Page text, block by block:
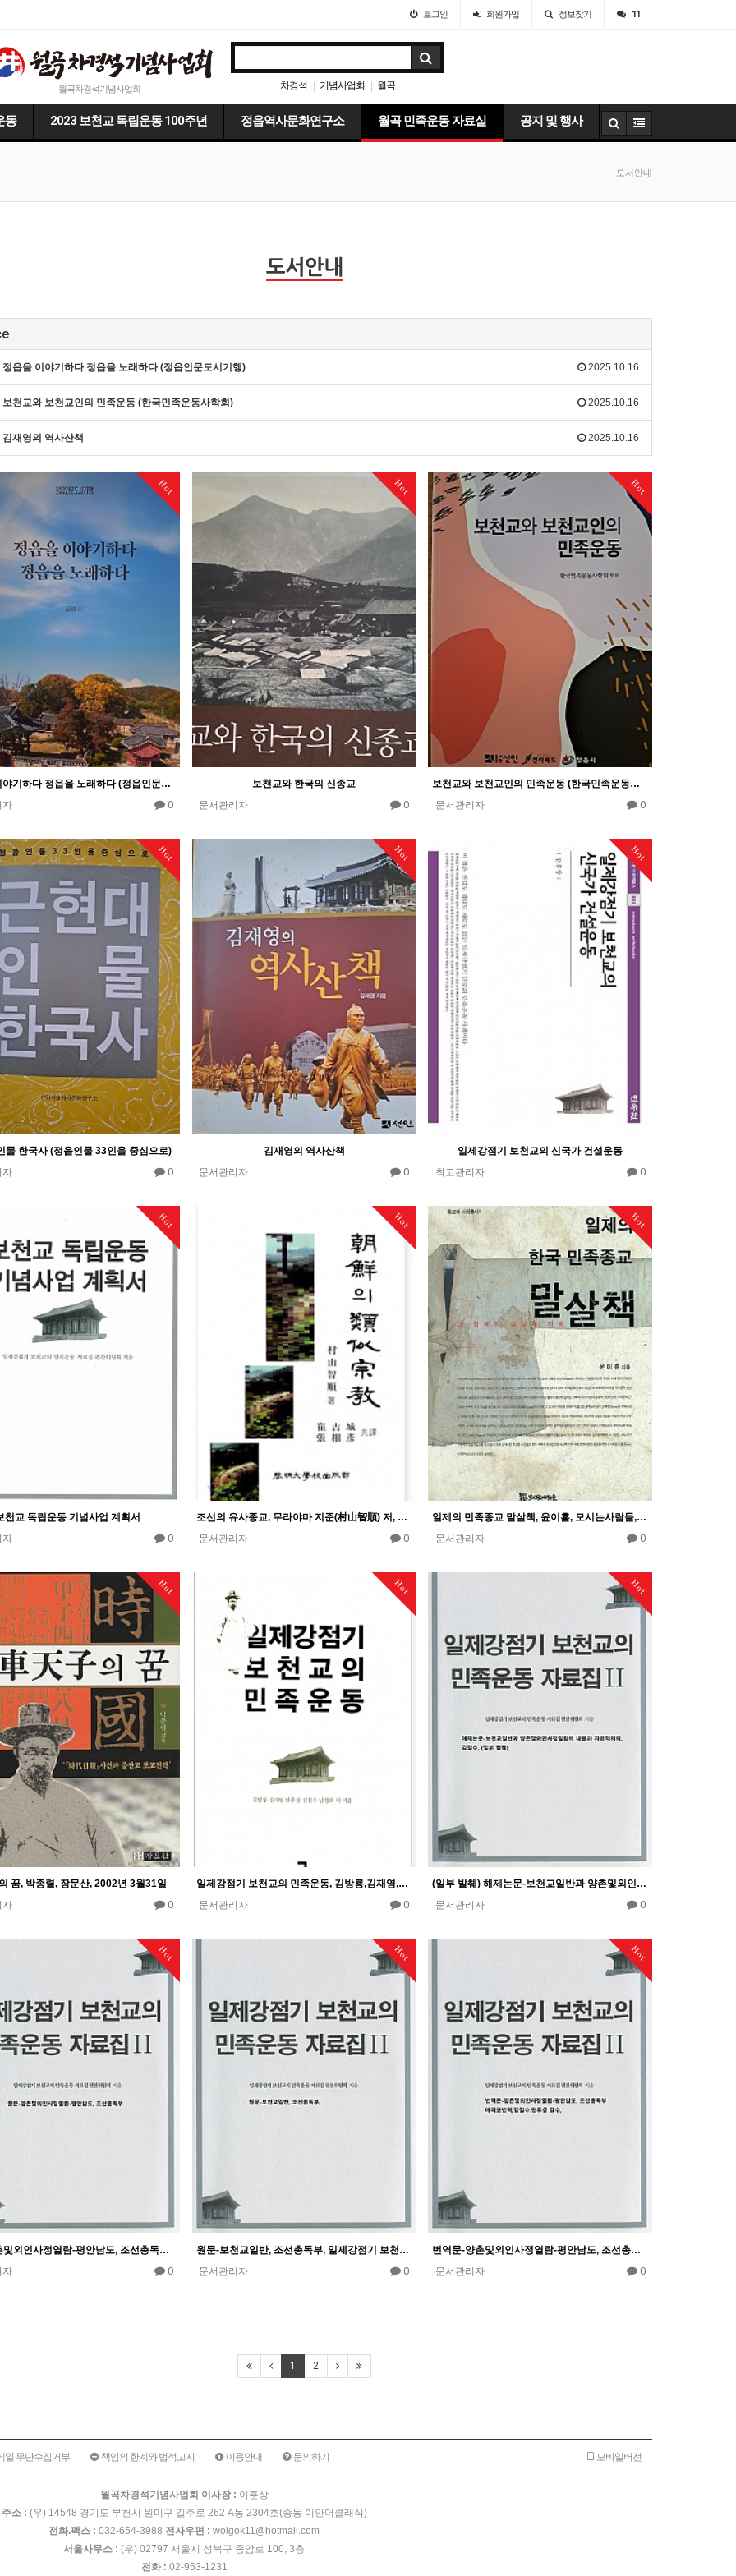
로그인 회원가입 정보찾기 11
월곡차경석기념사업회 차경석 | 기념사업회 | 월곡
동 2023 보천교 독립운동 100주년 정읍역사문화연구소 월곡 민족운동 자료실 공지 및 행사
도서안내
2025.10.16
정읍을 이야기하다 정읍을 노래하다 (정읍인문도시기행)
2025.10.16
보천교와 보천교인의 민족운동 (한국민족운동사학회)
2025.10.16
김재영의 역사산책
Hot
정읍을 이야기하다 정읍을 노래하다 (정읍인문도시기행)
자
0
Hot
보천교와 한국의 신종교
문서관리자
0
Hot
보천교와 보천교인의 민족운동 (한국민족운동사학회)
문서관리자
0
Hot
물 한국사 (정읍인물 33인을 중심으로)
자
0
Hot
김재영의 역사산책
문서관리자
0
Hot
일제강점기 보천교의 신국가 건설운동
최고관리자
0
Hot
천교 독립운동 기념사업 계획서
자
0
Hot
조선의 유사종교, 무라야마 지준(村山智順) 저, 조선총독부(1935), 최길성 등 역,계명대학교출판부, 19…
문서관리자
0
Hot
일제의 민족종교 말살책, 윤이흠, 모시는사람들, 2007년 10월20일
문서관리자
0
Hot
꿈, 박종렬, 장문산, 2002년 3월31일
자
0
Hot
일제강점기 보천교의 민족운동, 김방룡,김재영,안후상,김철수,남창희 외 지음, 기역, 2017년 10월21일
문서관리자
0
Hot
(일부 발췌) 해제논문-보천교일반과 양촌및외인사정일람의 내용과 자료적의의, 김철수, 일제강점기 보천교의 민족…
문서관리자
0
Hot
원문-양촌및외인사정열람-평안남도, 조선총독부, 일제강점기 보천교의 민족운동자료집 II권
자
0
Hot
원문-보천교일반, 조선총독부, 일제강점기 보천교의 민족운동자료집II, 2017.12.30
문서관리자
0
Hot
번역문-양촌및외인사정열람-평안남도, 조선총독부, (에미코번역,김철수.안후상 감수), 일제강점기 보천교의 민족…
문서관리자
0
1 2
일 무단수집거부 책임의 한계와 법적고지 이용안내 문의하기 모바일버전
월곡차경석기념사업회 이사장 : 이훈상
주소 : (우) 14548 경기도 부천시 원미구 길주로 262 A동 2304호(중동 이안더클래식)
전화.팩스 : 032-654-3988 전자우편 : wolgok11@hotmail.com
서울사무소 : (우) 02797 서울시 성북구 종암로 100, 3층
전화 : 02-953-1231